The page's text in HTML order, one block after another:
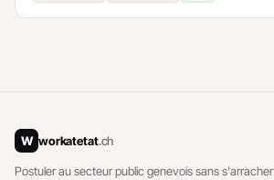
W workatetat.ch
Postuler au secteur public genevois sans s'arracher